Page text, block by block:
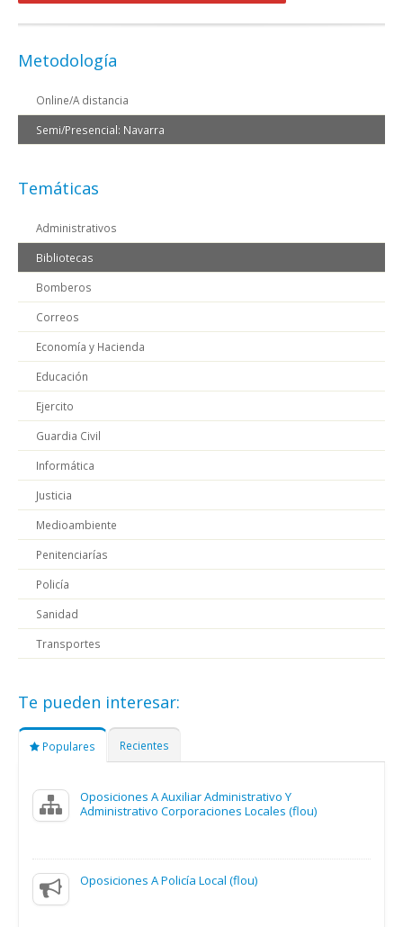
Metodología
Online/A distancia
Semi/Presencial: Navarra
Temáticas
Administrativos
Bibliotecas
Bomberos
Correos
Economía y Hacienda
Educación
Ejercito
Guardia Civil
Informática
Justicia
Medioambiente
Penitenciarías
Policía
Sanidad
Transportes
Te pueden interesar:
Populares Recientes
Oposiciones A Auxiliar Administrativo Y
Administrativo Corporaciones Locales (flou)
Oposiciones A Policía Local (flou)